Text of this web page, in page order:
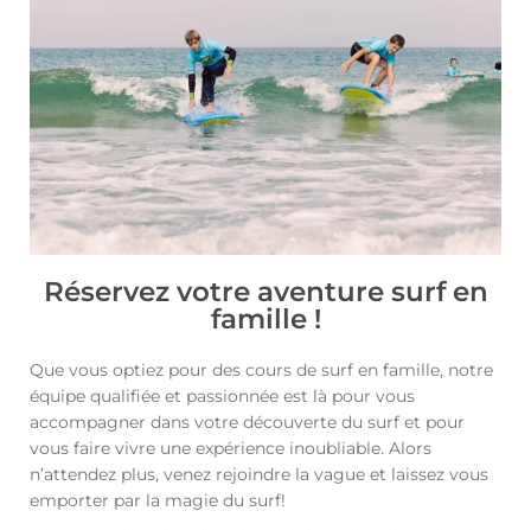
Réservez votre aventure surf en
famille !
Que vous optiez pour des cours de surf en famille, notre
équipe qualifiée et passionnée est là pour vous
accompagner dans votre découverte du surf et pour
vous faire vivre une expérience inoubliable. Alors
n’attendez plus, venez rejoindre la vague et laissez vous
emporter par la magie du surf!